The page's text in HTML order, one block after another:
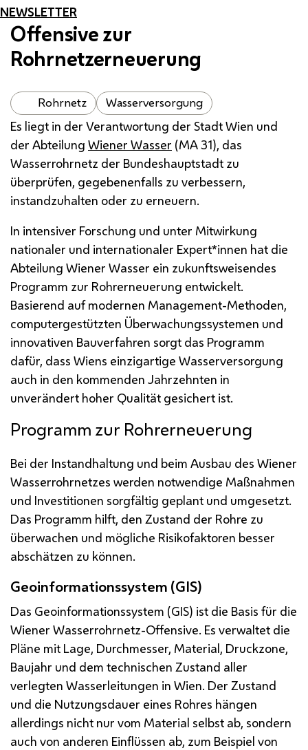
NEWSLETTER
Offensive zur
Rohrnetzerneuerung
Rohrnetz Wasserversorgung
Es liegt in der Verantwortung der Stadt Wien und
der Abteilung Wiener Wasser (MA31), das
Wasserrohrnetz der Bundeshauptstadt zu
überprüfen, gegebenenfalls zu verbessern,
instandzuhalten oder zu erneuern.
In intensiver Forschung und unter Mitwirkung
nationaler und internationaler Expert*innen hat die
Abteilung Wiener Wasser ein zukunftsweisendes
Programm zur Rohrerneuerung entwickelt.
Basierend auf modernen Management-Methoden,
computergestützten Überwachungssystemen und
innovativen Bauverfahren sorgt das Programm
dafür, dass Wiens einzigartige Wasserversorgung
auch in den kommenden Jahrzehnten in
unverändert hoher Qualität gesichert ist.
Programm zur Rohrerneuerung
Bei der Instandhaltung und beim Ausbau des Wiener
Wasserrohrnetzes werden notwendige Maßnahmen
und Investitionen sorgfältig geplant und umgesetzt.
Das Programm hilft, den Zustand der Rohre zu
überwachen und mögliche Risikofaktoren besser
abschätzen zu können.
Geoinformationssystem (GIS)
Das Geoinformationssystem (GIS) ist die Basis für die
Wiener Wasserrohrnetz-Offensive. Es verwaltet die
Pläne mit Lage, Durchmesser, Material, Druckzone,
Baujahr und dem technischen Zustand aller
verlegten Wasserleitungen in Wien. Der Zustand
und die Nutzungsdauer eines Rohres hängen
allerdings nicht nur vom Material selbst ab, sondern
auch von anderen Einflüssen ab, zum Beispiel von